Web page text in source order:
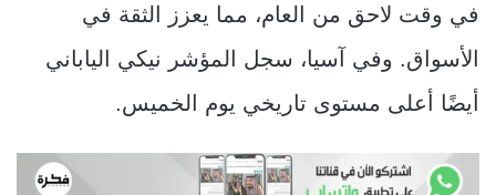
في وقت لاحق من العام، مما يعزز الثقة في
الأسواق. وفي آسيا، سجل المؤشر نيكي الياباني
أيضًا أعلى مستوى تاريخي يوم الخميس.